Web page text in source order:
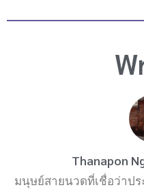
e
t
e
r
Thanapon
มนุษย์สายนวดที่เชื่อว่าป